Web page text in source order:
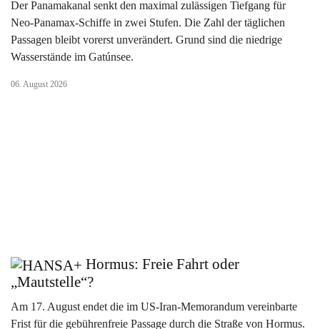
Der Panamakanal senkt den maximal zulässigen Tiefgang für
Neo-Panamax-Schiffe in zwei Stufen. Die Zahl der täglichen
Passagen bleibt vorerst unverändert. Grund sind die niedrige
Wasserstände im Gatúnsee.
06. August 2026
Hormus: Freie Fahrt oder
„Mautstelle“?
Am 17. August endet die im US-Iran-Memorandum vereinbarte
Frist für die gebührenfreie Passage durch die Straße von Hormus.